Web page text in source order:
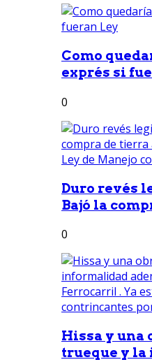
Como
exprés si
0
Duro revés
Bajó la
0
Hissa y una
trueque y